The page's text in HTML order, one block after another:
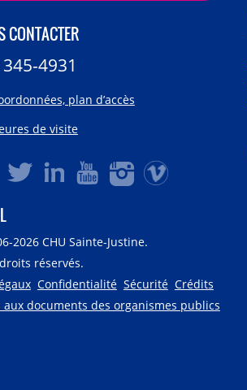
CONTACTER
4931
plan d’accès
de visite
2026CHU Sainte-Justine.
réservés.
Confidentialité Sécurité Crédits
aux documents des organismes publics